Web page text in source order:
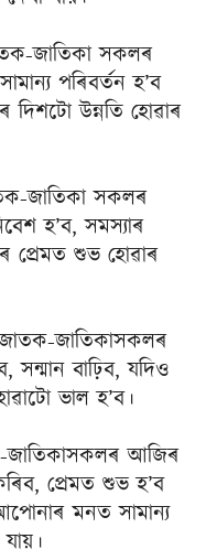
জাতিকা সকলৰ
পৰিবৰ্তন হ’ব
দিশটো উন্নতি হোৱাৰ
জাতিকা সকলৰ
হ’ব, সমস্যাৰ
প্ৰেমত শুভ হোৱাৰ
জাতক-জাতিকাসকলৰ
বাঢ়িব, যদিও
ভাল হ’ব।
জাতিকাসকলৰ আজিৰ
প্ৰেমত শুভ হ’ব
মনত সামান্য